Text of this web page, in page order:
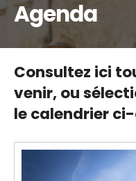
Agenda
Consultez ici
venir,ou
le calendrier